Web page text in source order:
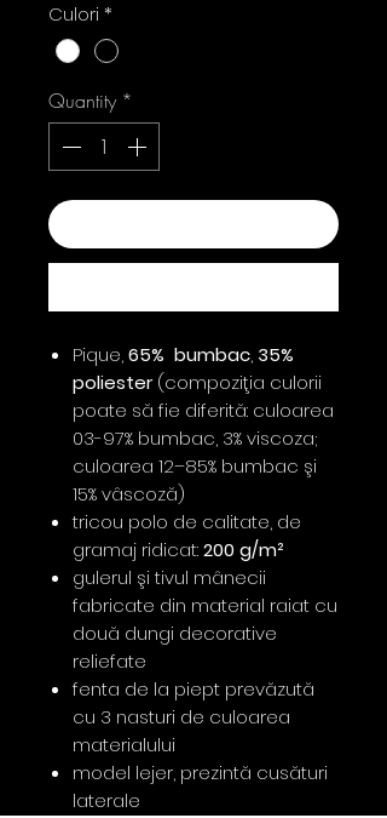
Culori *
Quantity *
Pique,65% bumbac, 35%
poliester(compoziţia culorii
poate să fie diferită: culoarea
03-97% bumbac, 3% viscoza;
culoarea 12–85% bumbac şi
15% vâscoză)
tricou polo de calitate, de
gramaj ridicat:200 g/m²
gulerul şi tivul mânecii
fabricate din material raiat cu
două dungi decorative
reliefate
fenta de la piept prevăzută
cu 3 nasturi de culoarea
materialului
model lejer, prezintă cusături
laterale